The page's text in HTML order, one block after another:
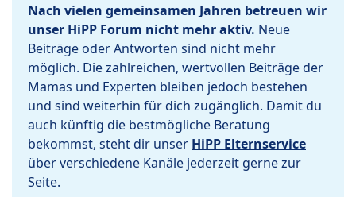
Nach vielen gemeinsamen Jahren betreuen wir
unser HiPP Forum nicht mehr aktiv. Neue
Beiträge oder Antworten sind nicht mehr
möglich. Die zahlreichen, wertvollen Beiträge der
Mamas und Experten bleiben jedoch bestehen
und sind weiterhin für dich zugänglich. Damit du
auch künftig die bestmögliche Beratung
bekommst, steht dir unser HiPP Elternservice
über verschiedene Kanäle jederzeit gerne zur
Seite.